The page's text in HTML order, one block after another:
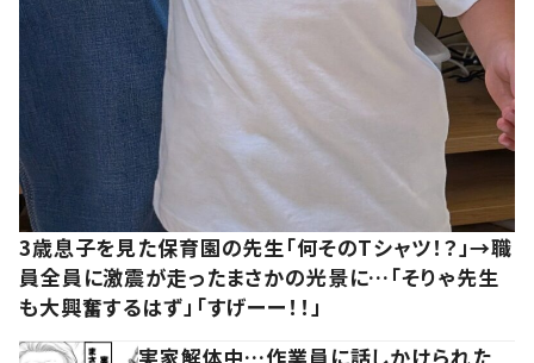
3歳息子を見た保育園の先生「何そのTシャツ！？」→職
員全員に激震が走ったまさかの光景に…「そりゃ先生
も大興奮するはず」「すげーー！！」
実家解体中…作業員に話しかけられた